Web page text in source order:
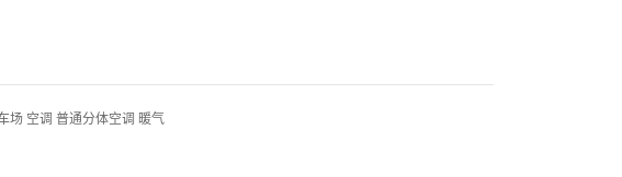
场 空调 普通分体空调 暖气